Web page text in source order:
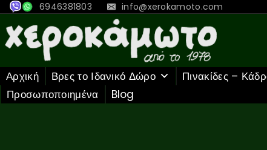
6946381803 info@xerokamoto.com
Αρχική Βρες το Ιδανικό Δώρο Πινακίδες –
Προσωποποιημένα
Blog